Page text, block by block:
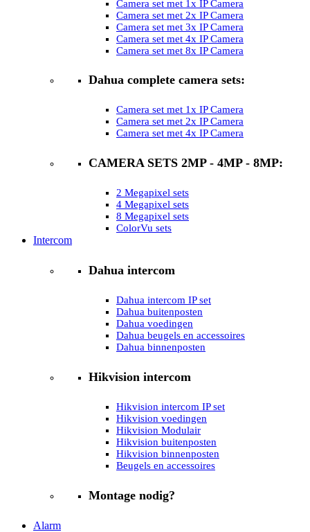
Camera set met 1x IP Camera
Camera set met 2x IP Camera
Camera set met 3x IP Camera
Camera set met 4x IP Camera
Camera set met 8x IP Camera
Dahua complete camera sets:
Camera set met 1x IP Camera
Camera set met 2x IP Camera
Camera set met 4x IP Camera
CAMERA SETS 2MP - 4MP - 8MP:
2 Megapixel sets
4 Megapixel sets
8 Megapixel sets
ColorVu sets
Intercom
Dahua intercom
Dahua intercom IP set
Dahua buitenposten
Dahua voedingen
Dahua beugels en accessoires
Dahua binnenposten
Hikvision intercom
Hikvision intercom IP set
Hikvision voedingen
Hikvision Modulair
Hikvision buitenposten
Hikvision binnenposten
Beugels en accessoires
Montage nodig?
Alarm